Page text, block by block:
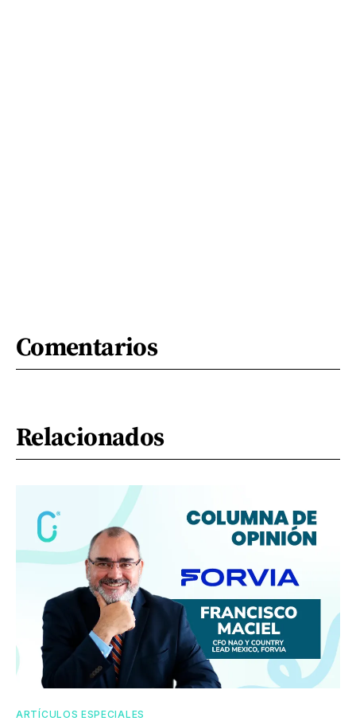
Comentarios
Relacionados
ARTÍCULOS ESPECIALES